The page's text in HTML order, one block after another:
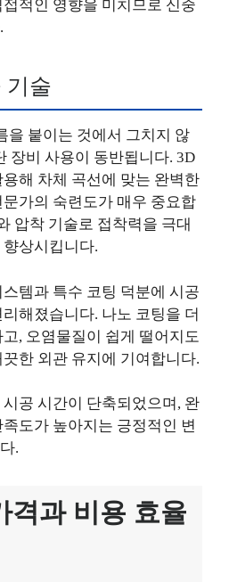
적인 영향을 미치므로 신중
기술
을 붙이는 것에서 그치지 않
장비 사용이 동반됩니다. 3D
해 차체 곡선에 맞는 완벽한
가의 숙련도가 매우 중요합
압착 기술로 접착력을 극대
상시킵니다.
템과 특수 코팅 덕분에 시공
해졌습니다. 나노 코팅을 더
, 오염물질이 쉽게 떨어지도
한 외관 유지에 기여합니다.
공 시간이 단축되었으며, 완
도가 높아지는 긍정적인 변
.
격과 비용 효율